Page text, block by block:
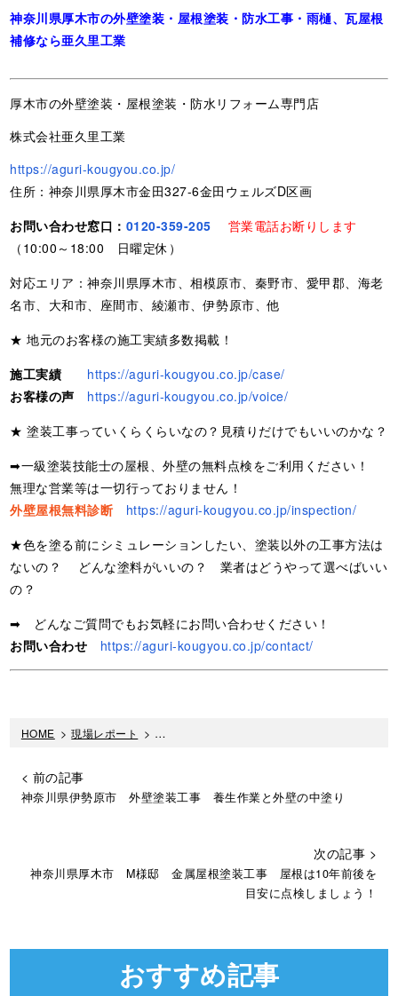
神奈川県厚木市の外壁塗装・屋根塗装・防水工事・雨樋、瓦屋根
補修なら亜久里工業
厚木市の外壁塗装・屋根塗装・防水リフォーム専門店
株式会社亜久里工業
https://aguri-kougyou.co.jp/
住所：神奈川県厚木市金田327-6金田ウェルズD区画
お問い合わせ窓口： 0120-359-205
営業電話お断りします
（10:00～18:00 日曜定休）
対応エリア：神奈川県厚木市、相模原市、秦野市、愛甲郡、海老
名市、大和市、座間市、綾瀬市、伊勢原市、他
★ 地元のお客様の施工実績多数掲載！
施工実績
https://aguri-kougyou.co.jp/case/
お客様の声
https://aguri-kougyou.co.jp/voice/
★ 塗装工事っていくらくらいなの？見積りだけでもいいのかな？
➡一級塗装技能士の屋根、外壁の無料点検をご利用ください！
無理な営業等は一切行っておりません！
外壁屋根無料診断
https://aguri-kougyou.co.jp/inspection/
★色を塗る前にシミュレーションしたい、塗装以外の工事方法は
ないの？ どんな塗料がいいの？ 業者はどうやって選べばいい
の？
➡ どんなご質問でもお気軽にお問い合わせください！
お問い合わせ
https://aguri-kougyou.co.jp/contact/
HOME >現場レポート > 神奈川県厚木市【外壁塗装工事】サイディン
< 前の記事
神奈川県伊勢原市 外壁塗装工事 養生作業と外壁の中塗り
次の記事 >
神奈川県厚木市 M様邸 金属屋根塗装工事 屋根は10年前後を
目安に点検しましょう！
おすすめ記事